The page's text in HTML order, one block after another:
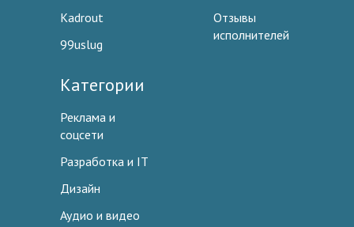
Kadrout
99uslug
Отзывы
исполнителей
Категории
Реклама и
соцсети
Разработка и IT
Дизайн
Аудио и видео